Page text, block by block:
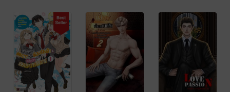
Guide for
Politicians)
Humanitarian Law
และ The Hague
Institute for the
Internationalisation
of Law / สุดารักษ์ สุ
วรรณานนท์ แปล/
Bookscape
Publishing House
Inter Comics